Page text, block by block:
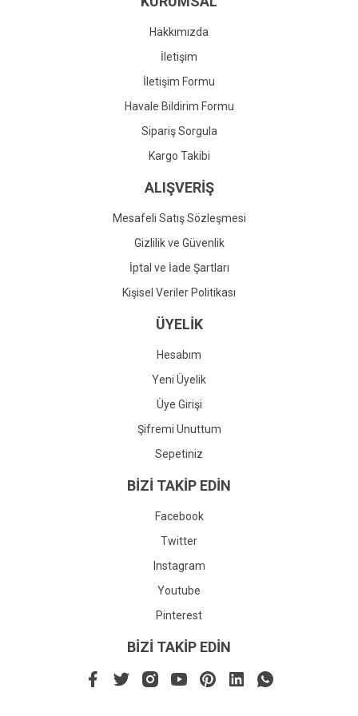
Gönder
Hakkımızda
İletişim
İletişim Formu
Havale Bildirim Formu
Sipariş Sorgula
Kargo Takibi
ALIŞVERİŞ
Mesafeli Satış Sözleşmesi
Gizlilik ve Güvenlik
İptal ve İade Şartları
Kişisel Veriler Politikası
ÜYELİK
Hesabım
Yeni Üyelik
Üye Girişi
Şifremi Unuttum
Sepetiniz
BİZİ TAKİP EDİN
Facebook
Twitter
Instagram
Youtube
Pinterest
BİZİ TAKİP EDİN